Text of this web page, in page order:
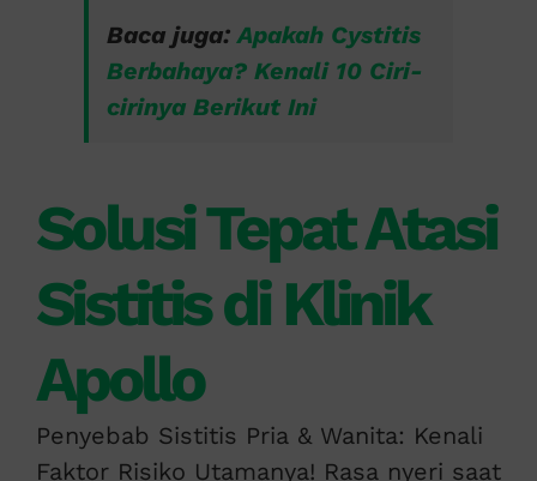
Baca juga:Apakah Cystitis
Berbahaya? Kenali 10 Ciri-
cirinya Berikut Ini
Solusi Tepat Atasi
Sistitis di Klinik
Apollo
Penyebab Sistitis Pria & Wanita: Kenali
Faktor Risiko Utamanya! Rasa nyeri saat